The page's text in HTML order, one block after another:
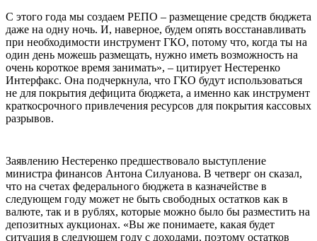
С этого года мы создаем РЕПО – размещение средств бюджета
даже на одну ночь. И, наверное, будем опять восстанавливать
при необходимости инструмент ГКО, потому что, когда ты на
один день можешь размещать, нужно иметь возможность на
очень короткое время занимать», – цитирует Нестеренко
Интерфакс. Она подчеркнула, что ГКО будут использоваться
не для покрытия дефицита бюджета, а именно как инструмент
краткосрочного привлечения ресурсов для покрытия кассовых
разрывов.
Заявлению Нестеренко предшествовало выступление
министра финансов Антона Силуанова. В четверг он сказал,
что на счетах федерального бюджета в казначействе в
следующем году может не быть свободных остатков как в
валюте, так и в рублях, которые можно было бы разместить на
депозитных аукционах. «Вы же понимаете, какая будет
ситуация в следующем году с доходами, поэтому остатков